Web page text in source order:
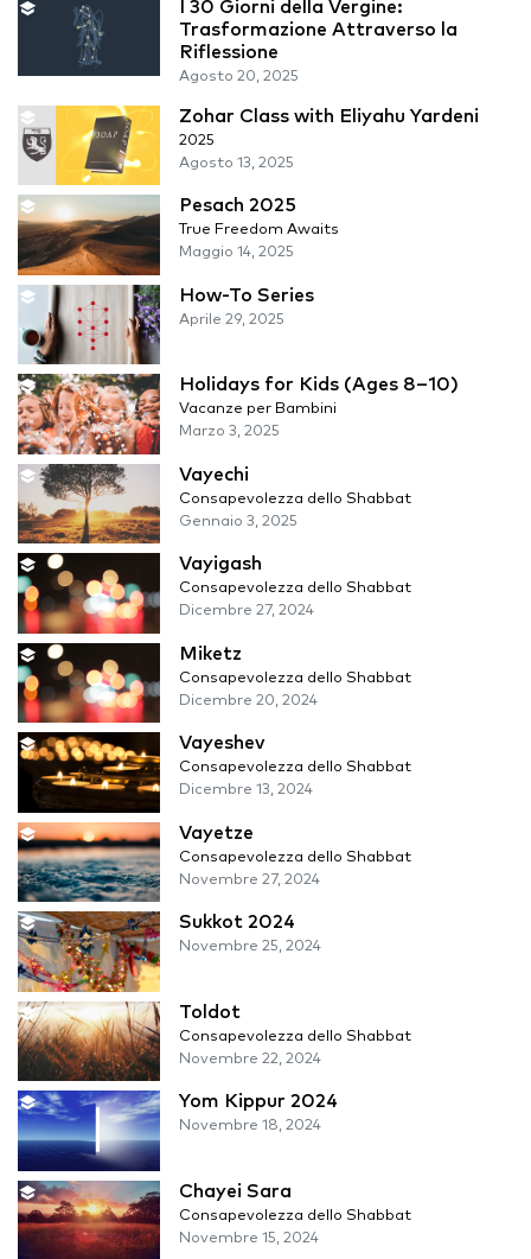
I 30 Giorni della Vergine:
Trasformazione Attraverso la
Riflessione
Agosto 20, 2025
Zohar Class with Eliyahu Yardeni
2025
Agosto 13, 2025
Pesach 2025
True Freedom Awaits
Maggio 14, 2025
How-To Series
Aprile 29, 2025
Holidays for Kids (Ages 8–10)
Vacanze per Bambini
Marzo 3, 2025
Vayechi
Consapevolezza dello Shabbat
Gennaio 3, 2025
Vayigash
Consapevolezza dello Shabbat
Dicembre 27, 2024
Miketz
Consapevolezza dello Shabbat
Dicembre 20, 2024
Vayeshev
Consapevolezza dello Shabbat
Dicembre 13, 2024
Vayetze
Consapevolezza dello Shabbat
Novembre 27, 2024
Sukkot 2024
Novembre 25, 2024
Toldot
Consapevolezza dello Shabbat
Novembre 22, 2024
Yom Kippur 2024
Novembre 18, 2024
Chayei Sara
Consapevolezza dello Shabbat
Novembre 15, 2024